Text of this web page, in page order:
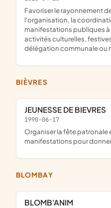
favoriser le rayonnement de la commune par
l'organisation, la
manifestations publiques
activités culturelles,
délégation communale ou
BIÈVRES
JEUNESSE DE BIEVRES
1990-06-17
organiser la fête patronale et différentes
manifestations pour
BLOMBAY
BLOMB'ANIM